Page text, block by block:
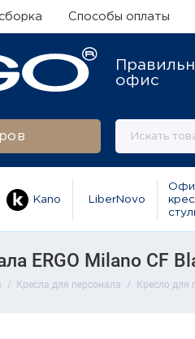
Способы оплаты
офис
Kano LiberNovo
ERGO Milano CF
Кресла для персонала Кресло для